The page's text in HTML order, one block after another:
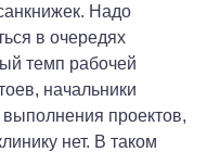
Надо
в очередях
темп рабочей
начальники
выполнения проектов,
нет. В таком